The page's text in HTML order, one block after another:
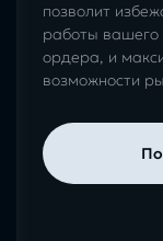
позволит
работы вашего
ордера, и
возможности